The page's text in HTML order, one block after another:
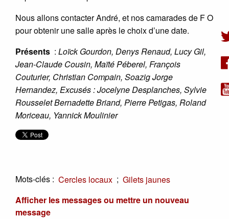
Nous allons contacter André, et nos camarades de F O
pour obtenir une salle après le choix d’une date.
Présents : Loïck Gourdon, Denys Renaud, Lucy Gil,
Jean-Claude Cousin, Maïté Péberel, François
Couturier, Christian Compain, Soazig Jorge
Hernandez, Excusés : Jocelyne Desplanches, Sylvie
Rousselet Bernadette Briand, Pierre Petigas, Roland
Moriceau, Yannick Moulinier
Mots-clés : Cercles locaux ; Gilets jaunes
Afficher les messages ou mettre un nouveau
message